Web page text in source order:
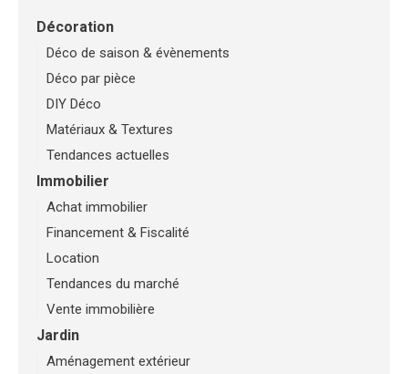
Décoration
Déco de saison & évènements
Déco par pièce
DIY Déco
Matériaux & Textures
Tendances actuelles
Immobilier
Achat immobilier
Financement & Fiscalité
Location
Tendances du marché
Vente immobilière
Jardin
Aménagement extérieur